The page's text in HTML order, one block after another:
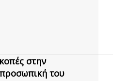
στην
του